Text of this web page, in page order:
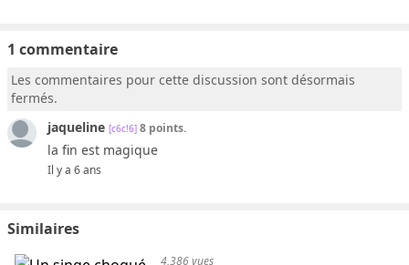
1 commentaire
Les commentaires pour cette discussion sont désormais
fermés.
jaqueline [c6c!6] 8 points.
la fin est magique
Il y a 6 ans
Similaires
4,386 vues